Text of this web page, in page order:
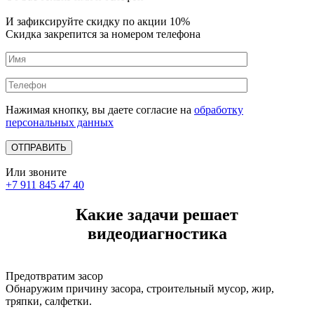
И зафиксируйте скидку по акции 10%
Скидка закрепится за номером телефона
Нажимая кнопку, вы даете согласие на обработку
персональных данных
Или звоните
+7 911 845 47 40
Какие задачи решает
видеодиагностика
Предотвратим засор
Обнаружим причину засора, cтроительный мусор, жир,
тряпки, салфетки.